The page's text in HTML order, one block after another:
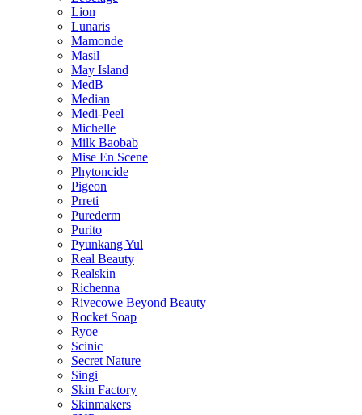
Lion
Lunaris
Mamonde
Masil
May Island
MedB
Median
Medi-Peel
Michelle
Milk Baobab
Mise En Scene
Phytoncide
Pigeon
Prreti
Purederm
Purito
Pyunkang Yul
Real Beauty
Realskin
Richenna
Rivecowe Beyond Beauty
Rocket Soap
Ryoe
Scinic
Secret Nature
Singi
Skin Factory
Skinmakers